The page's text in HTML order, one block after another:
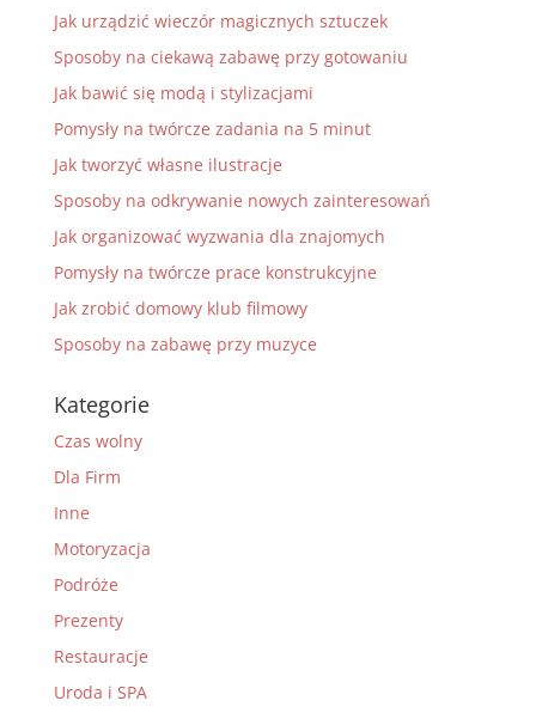
Jak urządzić wieczór magicznych sztuczek
Sposoby na ciekawą zabawę przy gotowaniu
Jak bawić się modą i stylizacjami
Pomysły na twórcze zadania na 5 minut
Jak tworzyć własne ilustracje
Sposoby na odkrywanie nowych zainteresowań
Jak organizować wyzwania dla znajomych
Pomysły na twórcze prace konstrukcyjne
Jak zrobić domowy klub filmowy
Sposoby na zabawę przy muzyce
Kategorie
Czas wolny
Dla Firm
Inne
Motoryzacja
Podróże
Prezenty
Restauracje
Uroda i SPA